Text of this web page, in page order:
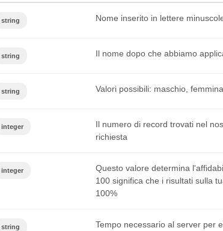
string Nome inserito in lettere
string Il nome dopo che abbiamo
string Valori possibili: maschio,
integer
Il numero di record trovati nel
richiesta
integer
Questo valore determina
100 significa che i risultati sulla
100%
string Tempo necessario al server per